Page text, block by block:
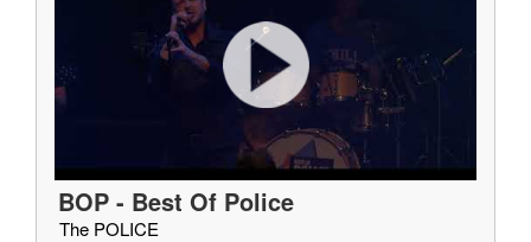
BOP - Best Of Police
The POLICE